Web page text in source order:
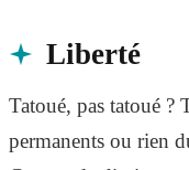
Liberté
Tatoué, pas tatoué ?
permanents ou rien